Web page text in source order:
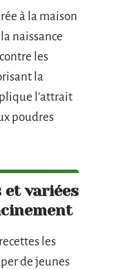
à la maison
naissance
les
la
l’attrait
poudres
et variées
les
de jeunes